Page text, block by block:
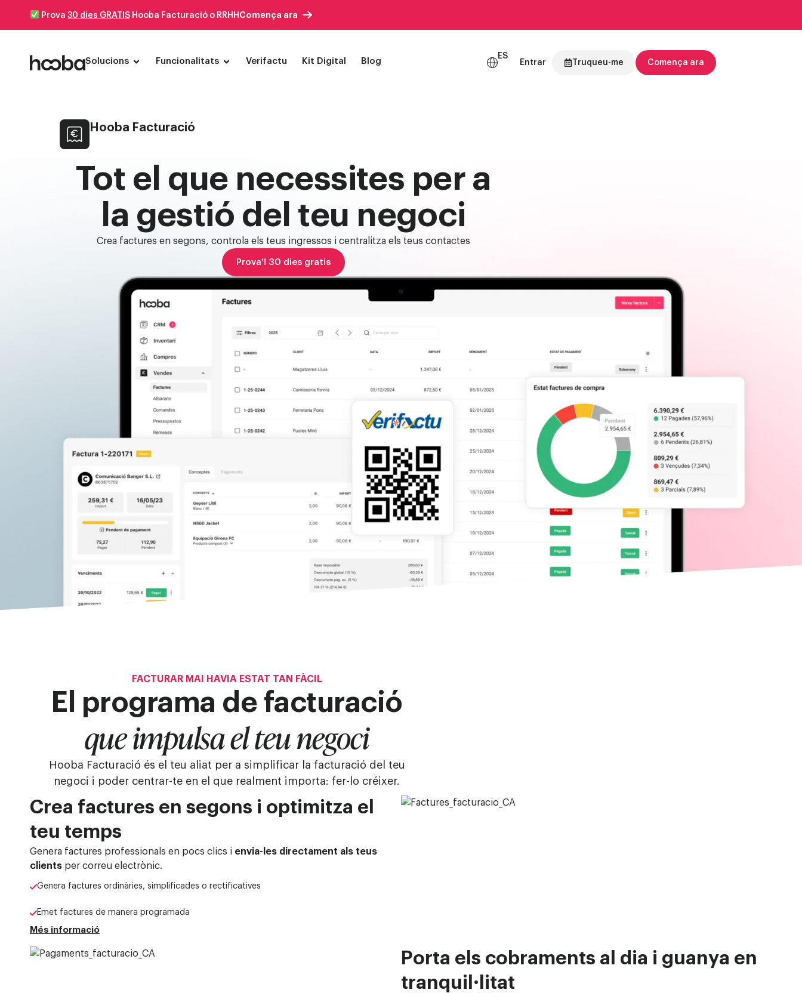
Prova 30 dies GRATISHooba Facturació o RRHH Comença ara
Solucions Funcionalitats Verifactu Kit Digital Blog
ES
Entrar Truqueu-me Comença ara
Hooba Facturació
Tot el que necessites per a
la gestió del teu negoci
Crea factures en segons, controla els teus ingressos i centralitza els teus contactes
Prova'l 30 dies gratis
FACTURAR MAI HAVIA ESTAT TAN FÀCIL
El programa de facturació
que impulsa el teu negoci
Hooba Facturació és el teu aliat per a simplificar la facturació del teu
negoci i poder centrar-te en el que realment importa: fer-lo créixer.
Crea factures en segons i optimitza el
teu temps
Genera factures professionals en pocs clics i envia-les directament als teus
clients per correu electrònic.
Genera factures ordinàries, simplificades o rectificatives
Emet factures de manera programada
Més informació
Porta els cobraments al dia i guanya en
tranquil·litat
Gestiona el teu equip i simplifica el dia a dia
Hooba Botiga
Obre, ven, creix. Sense límits.
Compliment Verifactu
Factura Electrònica
Emissió programada de factures
Personalització de documents
Informes i analítica